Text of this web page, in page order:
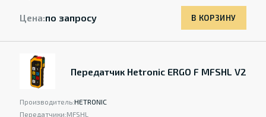
Цена:по запросу В КОРЗИНУ
Передатчик Hetronic ERGO F MFSHL V2
Производитель:HETRONIC
Передатчики:MFSHL